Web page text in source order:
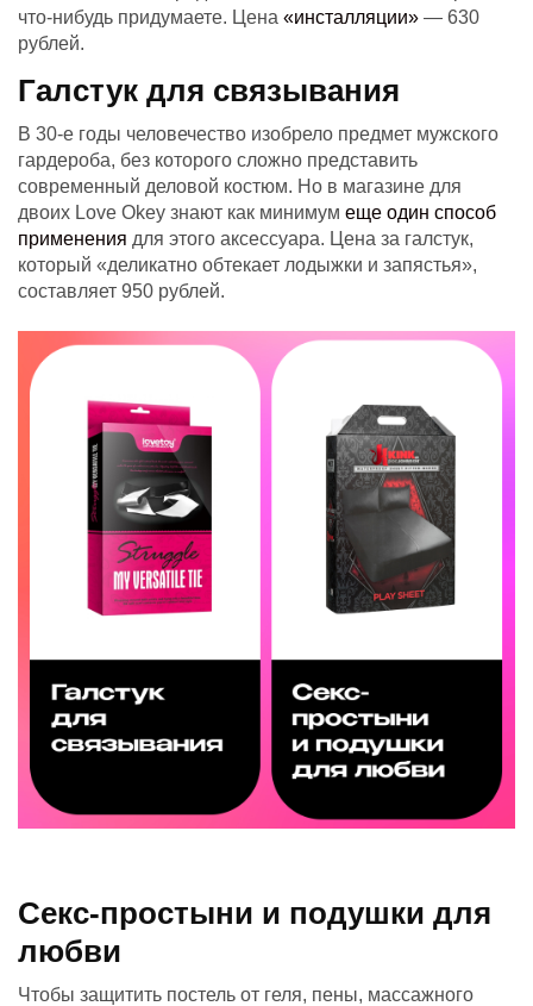
что-нибудь придумаете. Цена «инсталляции» — 630
рублей.
Галстук для связывания
В 30-е годы человечество изобрело предмет мужского
гардероба, без которого сложно представить
современный деловой костюм. Но в магазине для
двоих Love Okey знают как минимум еще один способ
применения для этого аксессуара. Цена за галстук,
который «деликатно обтекает лодыжки и запястья»,
составляет 950 рублей.
Секс-простыни и подушки для
любви
Чтобы защитить постель от геля, пены, массажного